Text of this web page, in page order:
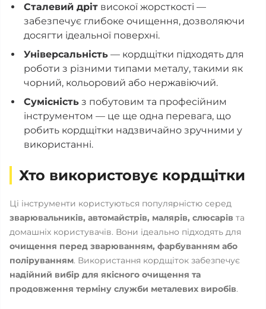
Сталевий дріт високої жорсткості —
забезпечує глибоке очищення, дозволяючи
досягти ідеальної поверхні.
Універсальність — кордщітки підходять для
роботи з різними типами металу, такими як
чорний, кольоровий або нержавіючий.
Сумісність з побутовим та професійним
інструментом — це ще одна перевага, що
робить кордщітки надзвичайно зручними у
використанні.
Хто використовує кордщітки
Ці інструменти користуються популярністю серед
зварювальників, автомайстрів, малярів, слюсарів та
домашніх користувачів. Вони ідеально підходять для
очищення перед зварюванням, фарбуванням або
поліруванням. Використання кордщіток забезпечує
надійний вибір для якісного очищення та
продовження терміну служби металевих виробів.